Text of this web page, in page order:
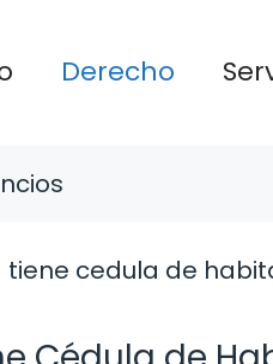
Derecho